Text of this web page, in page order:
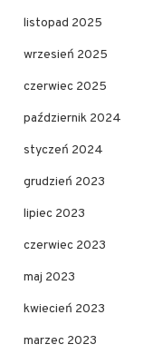
listopad 2025
wrzesień 2025
czerwiec 2025
październik 2024
styczeń 2024
grudzień 2023
lipiec 2023
czerwiec 2023
maj 2023
kwiecień 2023
marzec 2023